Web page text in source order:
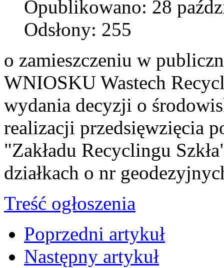
Opublikowano: 28
Odsłony: 255
o zamieszczeniu w
WNIOSKU Wastech
wydania decyzji o
realizacji przedsięwzięcia
"Zakładu Recyclingu
działkach o nr
Treść ogłoszenia
Poprzedni artykuł
Następny artykuł